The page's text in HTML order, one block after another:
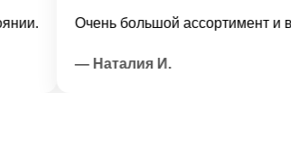
Очень большой ассортимент и
— Наталия И.